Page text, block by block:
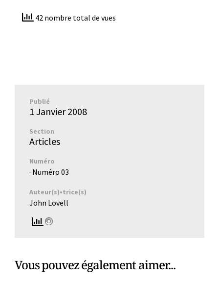
42 nombre total de vues
Publié
1 Janvier 2008
Section
Articles
Numéro
· Numéro 03
Auteur(s)•trice(s)
John Lovell
Vous pouvez également aimer...